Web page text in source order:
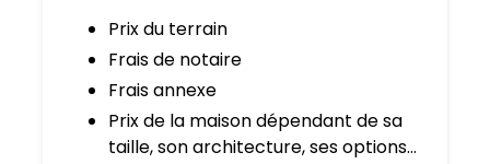
Prix du terrain
Frais de notaire
Frais annexe
Prix de la maison dépendant de sa
taille, son architecture, ses options…